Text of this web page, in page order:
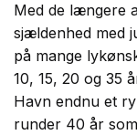
Med de længere
sjældenhed med
på mange
10, 15, 20 og 35
Havn endnu et
runder 40 år